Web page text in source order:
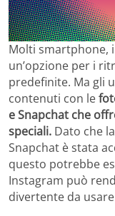
Molti smartphone,
un’opzione per i
predefinite. Ma gli
contenuti con le
e Snapchat che
speciali. Dato che
Snapchat è stata
questo potrebbe
Instagram può
divertente da